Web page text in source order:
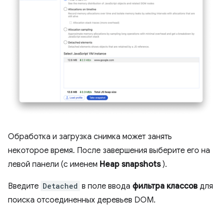
Обработка и загрузка снимка может занять
некоторое время. После завершения выберите его на
левой панели (с именем Heap snapshots).
Введите Detached в поле ввода фильтра классов для
поиска отсоединенных деревьев DOM.